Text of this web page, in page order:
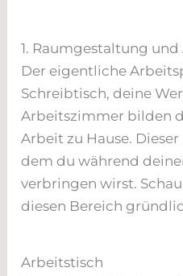
1. Raumgestaltung
Der eigentliche
Schreibtisch, deine
Arbeitszimmer bilden
Arbeit zu Hause.
dem du während
verbringen wirst.
diesen Bereich
Arbeitstisch